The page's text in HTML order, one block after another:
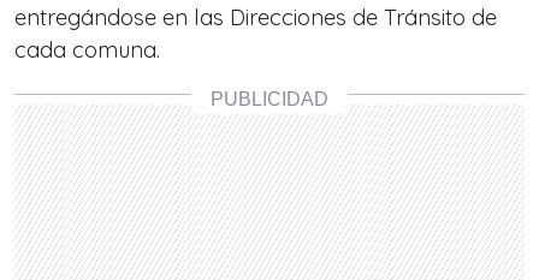
entregándose en las Direcciones de Tránsito de
cada comuna.